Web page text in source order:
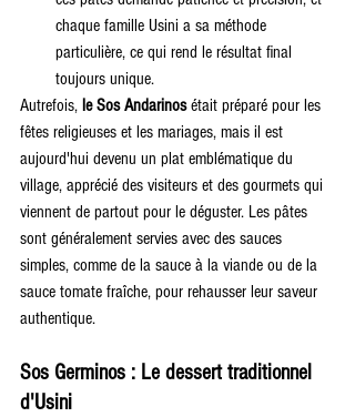
chaque famille Usini a sa méthode
particulière, ce qui rend le résultat final
toujours unique.
Autrefois, le Sos Andarinos était préparé pour les
fêtes religieuses et les mariages, mais il est
aujourd'hui devenu un plat emblématique du
village, apprécié des visiteurs et des gourmets qui
viennent de partout pour le déguster. Les pâtes
sont généralement servies avec des sauces
simples, comme de la sauce à la viande ou de la
sauce tomate fraîche, pour rehausser leur saveur
authentique.
Sos Germinos : Le dessert traditionnel
d'Usini